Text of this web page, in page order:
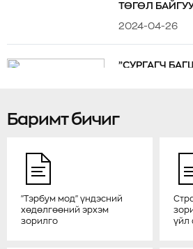
ТӨГӨЛ
2024-04-26
”СУРГАГЧ
МОНГОЛ УЛС
2024-04-04
Баримт бичиг
"Тэрбум мод" үндэсний
хөдөлгөөний эрхэм
зорилго
үйл